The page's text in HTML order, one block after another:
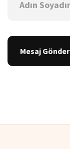
Mesaj Gönder